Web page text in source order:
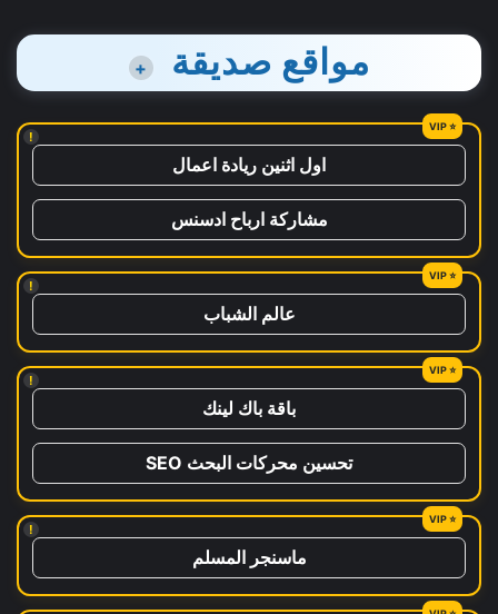
مواقع صديقة +
!
اول اثنين ريادة اعمال
مشاركة ارباح ادسنس
!
عالم الشباب
!
باقة باك لينك
تحسين محركات البحث SEO
!
ماسنجر المسلم